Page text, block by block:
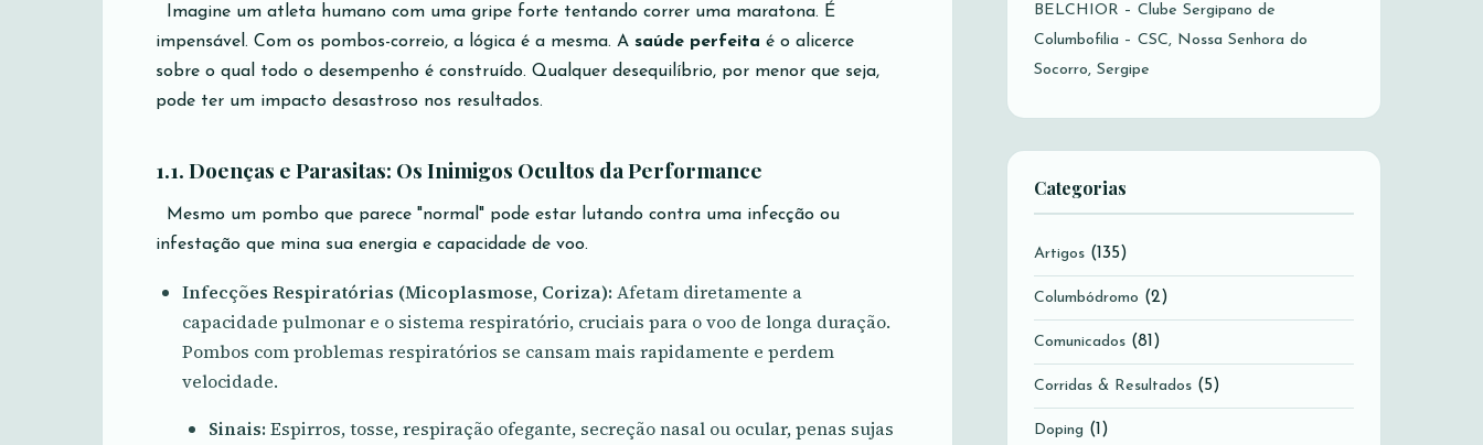
Imagine um atleta humano com uma gripe forte tentando correr uma maratona. É
impensável. Com os pombos-correio, a lógica é a mesma. A saúde perfeita é o alicerce
sobre o qual todo o desempenho é construído. Qualquer desequilíbrio, por menor que seja,
pode ter um impacto desastroso nos resultados.
1.1. Doenças e Parasitas: Os Inimigos Ocultos da Performance
Mesmo um pombo que parece "normal" pode estar lutando contra uma infecção ou
infestação que mina sua energia e capacidade de voo.
Infecções Respiratórias (Micoplasmose, Coriza): Afetam diretamente a
capacidade pulmonar e o sistema respiratório, cruciais para o voo de longa duração.
Pombos com problemas respiratórios se cansam mais rapidamente e perdem
velocidade.
Sinais: Espirros, tosse, respiração ofegante, secreção nasal ou ocular, penas sujas
BELCHIOR – Clube Sergipano de
Columbofilia – CSC, Nossa Senhora do
Socorro, Sergipe
Categorias
Artigos (135)
Columbódromo (2)
Comunicados (81)
Corridas & Resultados (5)
Doping (1)